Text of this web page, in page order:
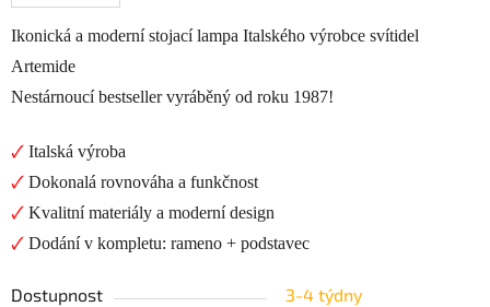
Ikonická a moderní stojací lampa Italského výrobce svítidel
Artemide
Nestárnoucí bestseller vyráběný od roku 1987!
🗸 Italská výroba
🗸 Dokonalá rovnováha a funkčnost
🗸 Kvalitní materiály a moderní design
🗸 Dodání v kompletu: rameno + podstavec
Dostupnost
3-4 týdny